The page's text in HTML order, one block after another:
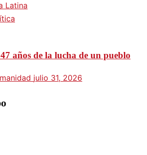
Latina
años de la lucha de un pueblo
julio 31, 2026